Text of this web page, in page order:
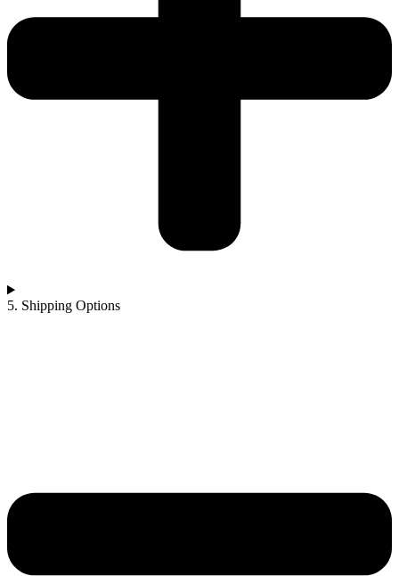
5. Shipping Options